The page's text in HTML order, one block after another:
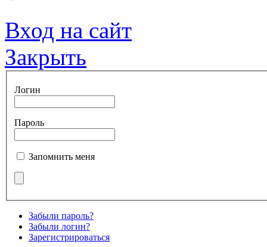
Вход на сайт
Закрыть
Логин
Пароль
Запомнить меня
Забыли пароль?
Забыли логин?
Зарегистрироваться